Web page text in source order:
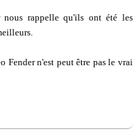
rappelle qu'ils ont été les
Fender n'est peut être pas le vrai